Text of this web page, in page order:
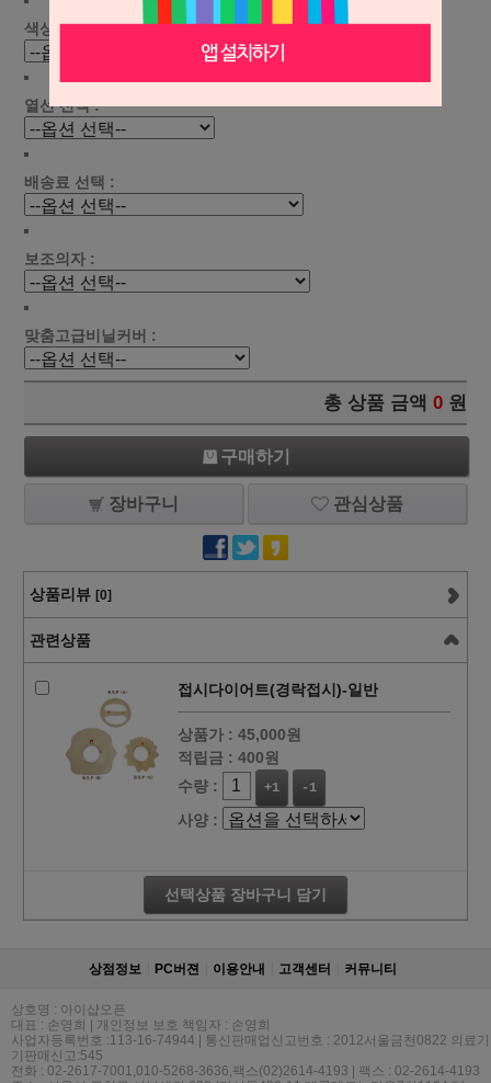
색상 선택 :
열선 선택 :
배송료 선택 :
보조의자 :
맞춤고급비닐커버 :
총 상품 금액 0 원
구매하기
장바구니 관심상품
상품리뷰 [0]
관련상품
접시다이어트(경락접시)-일반
상품가 : 45,000원
적립금 : 400원
수량 :
+1 -1
사양 :
선택상품 장바구니 담기
상점정보 PC버젼 이용안내 고객센터 커뮤니티
상호명 : 아이샵오픈
대표 : 손영희 | 개인정보 보호 책임자 : 손영희
사업자등록번호 :113-16-74944 | 통신판매업신고번호 : 2012서울금천0822 의료기
기판매신고:545
전화 : 02-2617-7001,010-5268-3636,팩스(02)2614-4193 | 팩스 : 02-2614-4193